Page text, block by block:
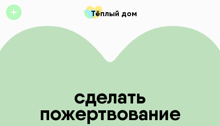
Тёплый дом
сделать
пожертвование